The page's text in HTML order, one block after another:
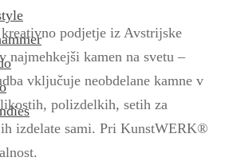
podjetje iz Avstrijske
najmehkejši kamen na svetu –
vključuje neobdelane kamne v
polizdelkih, setih za
izdelate sami. Pri KunstWERK®